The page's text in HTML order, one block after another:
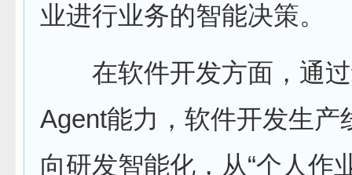
业进行业务的智能决策。
在软件开发方面，通过
Agent能力，软件开发生产
向研发智能化，从“个人作